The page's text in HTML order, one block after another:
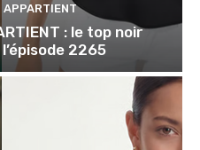
APPARTIENT
: le top noir
2265